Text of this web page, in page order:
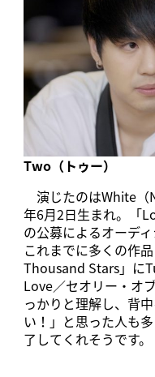
Two（トゥー）
演じたのはWhite
年6月2日生まれ。「
の公募によるオーデ
これまでに多くの作
Thousand Stars」に
Love／セオリー・オ
っかりと理解し、背
い！」と思った人も
了してくれそうです。